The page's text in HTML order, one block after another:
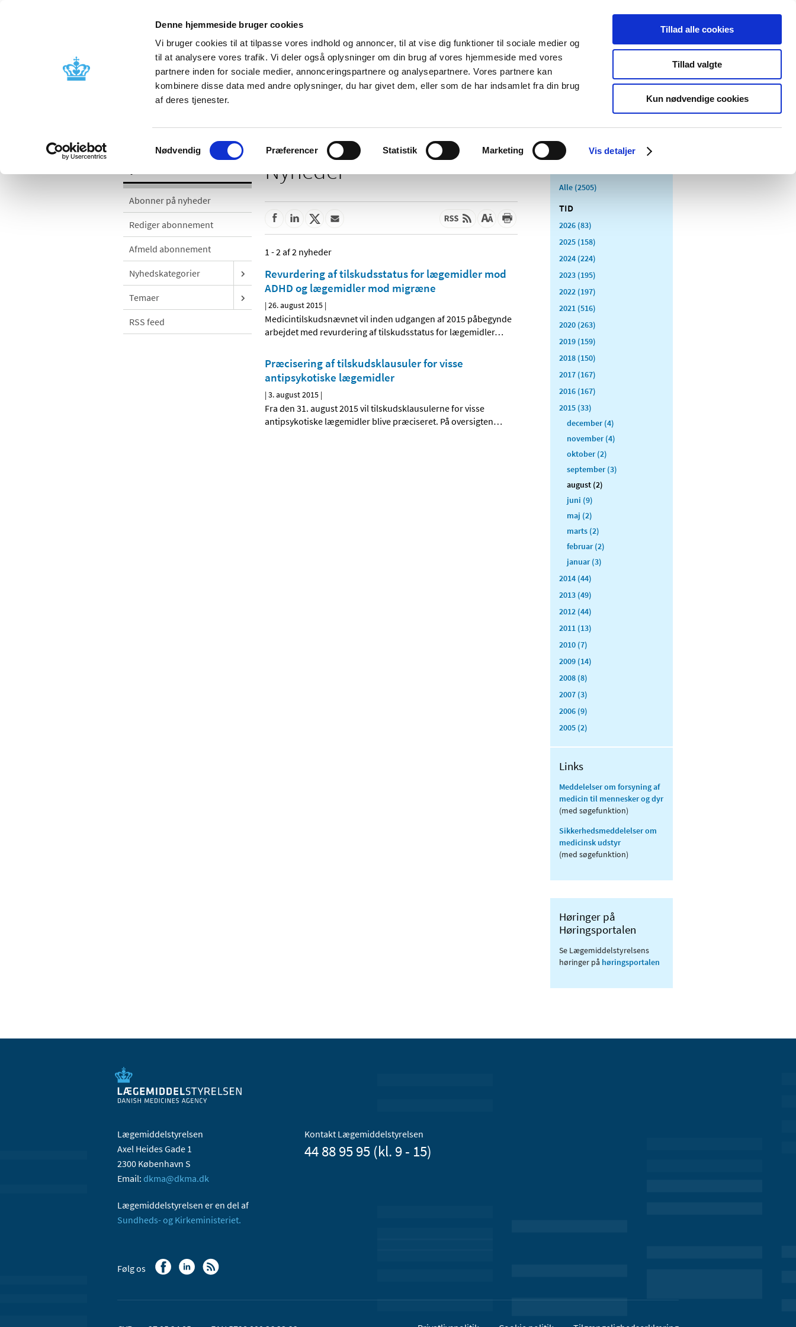
Denne hjemmeside bruger cookies
Vi bruger cookies til at tilpasse vores indhold og annoncer, til at vise dig funktioner til sociale medier og
til at analysere vores trafik. Vi deler også oplysninger om din brug af vores hjemmeside med vores
partnere inden for sociale medier, annonceringspartnere og analysepartnere. Vores partnere kan
kombinere disse data med andre oplysninger, du har givet dem, eller som de har indsamlet fra din brug
af deres tjenester.
Samtykkevalg
Nødvendig Præferencer Statistik Marketing Vis detaljer
Tillad alle cookies
Tillad valgte
Kun nødvendige cookies
Nyheder Om os Kontakt Udgivelser
Godkendelse og
Bivirkninger og
produktinformation
Tilskud og
Apoteker og salg af
Medicinsk
Særlige
produktområder
Abonner på nyheder
Rediger abonnement
Afmeld abonnement
Nyhedskategorier
Temaer
RSS feed
Nyheder
1 - 2 af 2 nyheder
Revurdering af tilskudsstatus for lægemidler mod
ADHD og lægemidler mod migræne
|26. august 2015 |
Medicintilskudsnævnet vil inden udgangen af 2015 påbegynde
arbejdet med revurdering af tilskudsstatus for lægemidler…
Præcisering af tilskudsklausuler for visse
antipsykotiske lægemidler
|3. august 2015 |
Fra den 31. august 2015 vil tilskudsklausulerne for visse
antipsykotiske lægemidler blive præciseret. På oversigten…
Alle (2505)
TID
2026 (83)
2025 (158)
2024 (224)
2023 (195)
2022 (197)
2021 (516)
2020 (263)
2019 (159)
2018 (150)
2017 (167)
2016 (167)
2015 (33)
december (4)
november (4)
oktober (2)
september (3)
august (2)
juni (9)
maj (2)
marts (2)
februar (2)
januar (3)
2014 (44)
2013 (49)
2012 (44)
2011 (13)
2010 (7)
2009 (14)
2008 (8)
2007 (3)
2006 (9)
2005 (2)
Links
Meddelelser om forsyning af
medicin til mennesker og dyr
(med søgefunktion)
Sikkerhedsmeddelelser om
medicinsk udstyr
(med søgefunktion)
Høringer på
Høringsportalen
Se Lægemiddelstyrelsens
høringer på høringsportalen
Lægemiddelstyrelsen
Axel Heides Gade 1
2300 København S
Email: dkma@dkma.dk
Lægemiddelstyrelsen er en del af
Sundheds- og Kirkeministeriet.
Kontakt Lægemiddelstyrelsen
44 88 95 95 (kl. 9 - 15)
Følg os